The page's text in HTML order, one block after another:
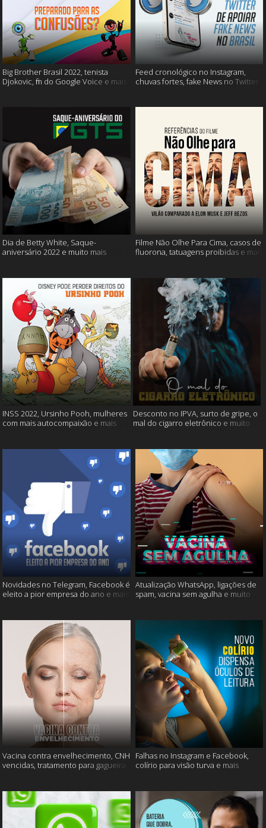
Big Brother Brasil 2022, tenista
Djokovic, fim do Google Voice e mais
Feed cronológico no Instagram,
chuvas fortes, fake News no Twitter
Dia de Betty White, Saque-
aniversário 2022 e muito mais
Filme Não Olhe Para Cima, casos de
fluorona, tatuagens proibidas e mais
INSS 2022, Ursinho Pooh, mulheres
com mais autocompaixão e mais
Desconto no IPVA, surto de gripe, o
mal do cigarro eletrônico e muito
Novidades no Telegram, Facebook é
eleito a pior empresa do ano e mais
Atualização WhatsApp, ligações de
spam, vacina sem agulha e muito
Vacina contra envelhecimento, CNH
vencidas, tratamento para gagueira
Falhas no Instagram e Facebook,
colírio para visão turva e mais